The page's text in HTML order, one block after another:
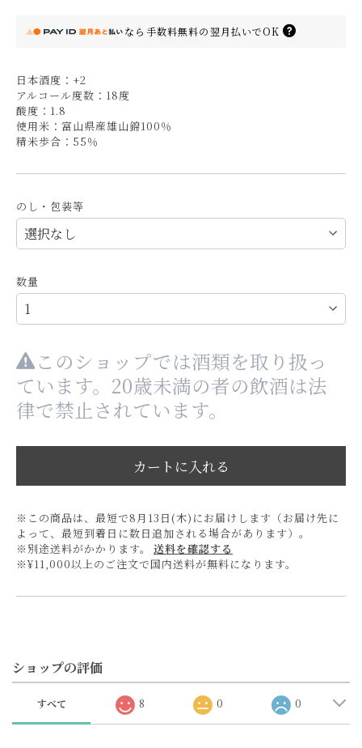
なら 手数料無料の翌月払いでOK
日本酒度：+2
アルコール度数：18度
酸度：1.8
使用米：富山県産雄山錦100％
精米歩合：55％
のし・包装等
数量
このショップでは酒類を取り扱っ
ています。20歳未満の者の飲酒は法
律で禁止されています。
カートに入れる
※この商品は、最短で8月13日(木)にお届けします（お届け先に
よって、最短到着日に数日追加される場合があります）。
※別途送料がかかります。
送料を確認する
※¥11,000以上のご注文で国内送料が無料になります。
ショップの評価
すべて 8 0 0